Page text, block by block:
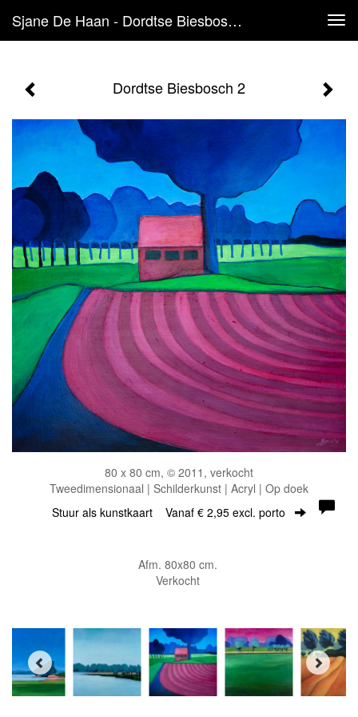
Sjane De Haan - Dordtse Biesbosch 2
Dordtse Biesbosch 2
80 x 80 cm, © 2011, verkocht
Tweedimensionaal | Schilderkunst | Acryl | Op doek
Stuur als kunstkaart Vanaf € 2,95 excl. porto
Afm. 80x80 cm.
Verkocht